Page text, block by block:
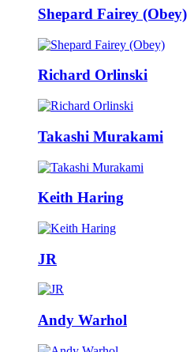
Shepard Fairey (Obey)
Richard Orlinski
Takashi Murakami
Keith Haring
JR
Andy Warhol